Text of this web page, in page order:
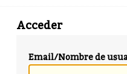
Acceder
Email/Nombre de